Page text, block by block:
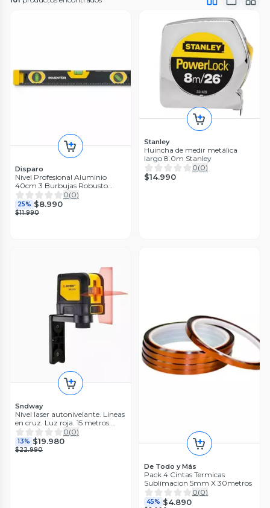
Disparo
Nivel Profesional Aluminio
40cm 3 Burbujas Robusto
Imantado
0(0)
25% $8.990
$11.990
Stanley
Huincha de medir metálica
largo 8.0m Stanley
0(0)
$14.990
Sndway
Nivel laser autonivelante. Lineas
en cruz. Luz roja. 15 metros.
Soporte con iman
0(0)
13% $19.980
$22.990
De Todo y Más
Pack 4 Cintas Termicas
Sublimacion 5mm X 30metros
0(0)
45% $4.890